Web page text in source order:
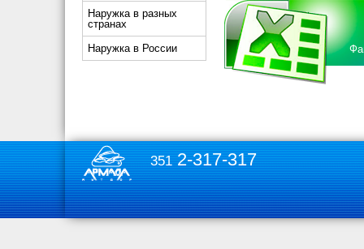
Наружка в разных
странах
Наружка в России
3512-317-317